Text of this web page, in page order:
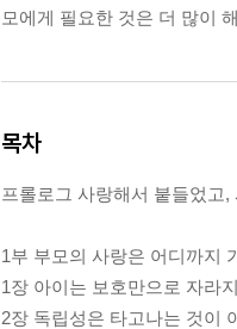
모에게 필요한 것은 더 많이
목차
프롤로그 사랑해서 붙들었고
1부 부모의 사랑은 어디까지
1장 아이는 보호만으로 자라
2장 독립성은 타고나는 것이